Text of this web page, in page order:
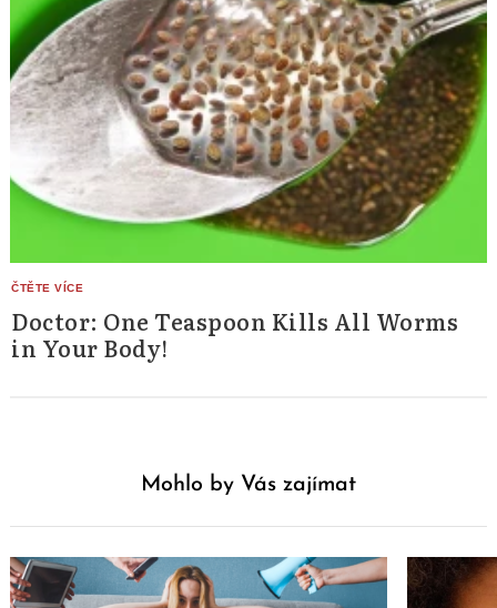
Doctor: One Teaspoon Kills All Worms
in Your Body!
Mohlo by Vás zajímat